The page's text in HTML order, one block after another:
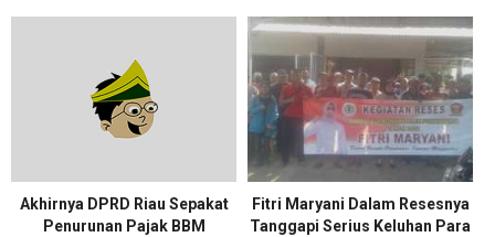
Akhirnya DPRD Riau Sepakat
Penurunan Pajak BBM
Fitri Maryani Dalam Resesnya
Tanggapi Serius Keluhan Para